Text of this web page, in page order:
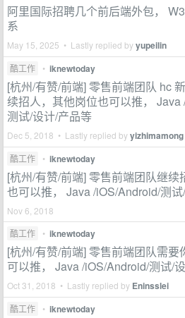
阿里国际招聘几个前后端外包，
系
May 15, 2025 • Lastly replied byyupeilin
酷工作 • iknewtoday
[杭州/有赞/前端] 零售前端团队 hc
续招人，其他岗位也可以推， Java
测试/设计/产品等
Dec 5, 2018 • Lastly replied byyizhimamong
酷工作 • iknewtoday
[杭州/有赞/前端] 零售前端团队继续
也可以推， Java /iOS/Android/测
Nov 6, 2018
酷工作
• iknewtoday
[杭州/有赞/前端] 零售前端团队需要
可以推， Java /iOS/Android/测试/
Oct 31, 2018 • Lastly replied by Eninsslei
酷工作 • iknewtoday